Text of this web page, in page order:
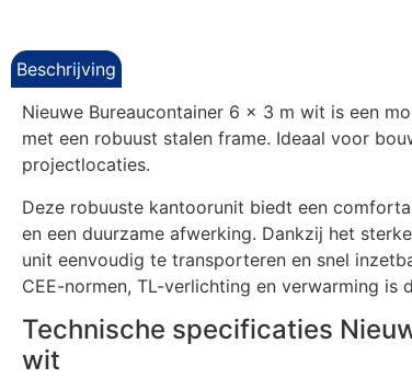
Beschrijving
Nieuwe Bureaucontainer 6 x 3 m wit is een
met een robuust stalen frame. Ideaal voor
projectlocaties.
Deze robuuste kantoorunit biedt een
en een duurzame afwerking. Dankzij het
unit eenvoudig te transporteren en snel
CEE-normen, TL-verlichting en verwarming is
Technische specificaties
wit